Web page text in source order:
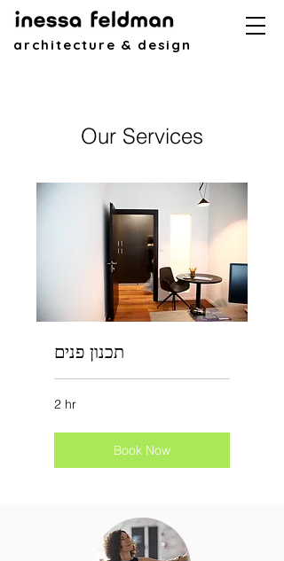
architecture & design
Our Services
תכנון פנים
2 hr
Book Now